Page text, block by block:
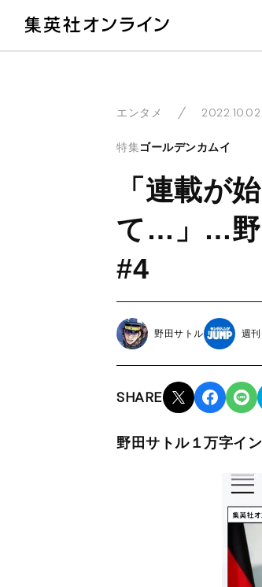
エンタメ 2022.10.02
特集ゴールデンカムイ
「連載が
て…」…野
#4
野田サトル 週
SHARE
野田サトル１万字イ